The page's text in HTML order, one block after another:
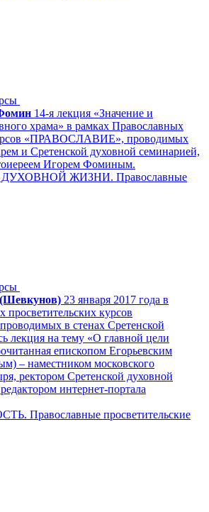
14-я лекция «Значение и
храма» в рамках Православных
«ПРАВОСЛАВИЕ», проводимых
и Сретенской духовной семинарией,
Игорем Фоминым.
ЖИЗНИ. Православные
23 января 2017 года в
просветительских курсов
в стенах Сретенской
лекция на тему «О главной цели
епископом Егорьевским
– наместником московского
ректором Сретенской духовной
интернет-портала
Православные просветительские